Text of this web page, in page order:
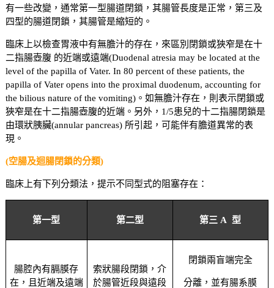
有一些改變，通常第一型腸道閉鎖，其腸管長度是正常，第三及
四型的腸道閉鎖，其腸管是縮短的。
臨床上以檢查胃液中有無膽汁的存在，來區別閉鎖或狹窄是在十
二指腸壺腹 的近端或遠端(Duodenal atresia may be located at the
level of the papilla of Vater. In 80 percent of these patients, the
papilla of Vater opens into the proximal duodenum, accounting for
the bilious nature of the vomiting)。如無膽汁存在，則表示閉鎖或
狹窄是在十二指腸壺腹的近端。另外，1/5患兒的十二指腸閉鎖是
由環狀胰臟(annular pancreas) 所引起，可能伴有膽道異常的表
現。
(空腸及迴腸閉鎖的分類)
臨床上有下列分類法，提示不同型式的阻塞存在：
第一型 第二型 第三 A 型
腸腔內有膈膜存
在，且近端及遠端
索狀腸段閉鎖，介
於腸管近段與遠段
閉鎖兩盲端完全
分離，並有腸系膜